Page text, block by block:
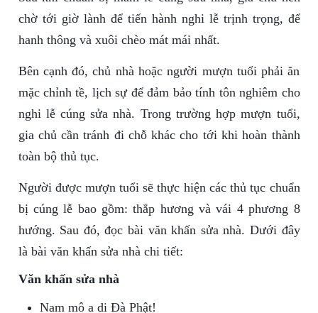
chờ tới giờ lành để tiến hành nghi lễ trịnh trọng, để
hanh thông và xuôi chèo mát mái nhất.
Bên cạnh đó, chủ nhà hoặc người mượn tuổi phải ăn
mặc chỉnh tề, lịch sự để đảm bảo tính tôn nghiêm cho
nghi lễ cúng sửa nhà. Trong trường hợp mượn tuổi,
gia chủ cần tránh đi chỗ khác cho tới khi hoàn thành
toàn bộ thủ tục.
Người được mượn tuổi sẽ thực hiện các thủ tục chuẩn
bị cúng lễ bao gồm: thắp hương và vái 4 phương 8
hướng. Sau đó, đọc bài văn khấn sửa nhà. Dưới đây
là bài văn khấn sửa nhà chi tiết:
Văn khấn sửa nhà
Nam mô a di Đà Phật!